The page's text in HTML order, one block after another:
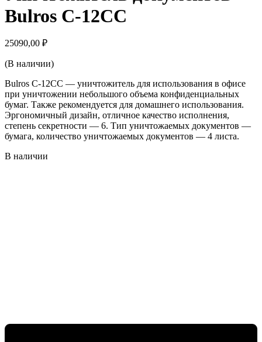
Bulros C-12CC
25090,00 ₽
(В наличии)
Bulros С-12СС — уничтожитель для использования в офисе
при уничтожении небольшого объема конфиденциальных
бумаг. Также рекомендуется для домашнего использования.
Эргономичный дизайн, отличное качество исполнения,
степень секретности — 6. Тип уничтожаемых документов —
бумага, количество уничтожаемых документов — 4 листа.
В наличии